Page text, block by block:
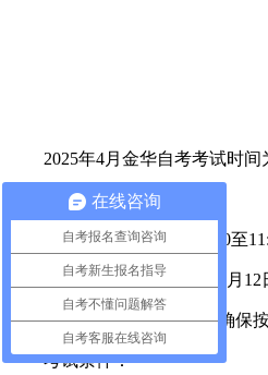
2025年4月金华自考考试时间
具体安排为：
考试时间：每天上午9:00至
考试天数：共两天，即4月12
考生需提前做好准备，确保按
考试条件：
在线咨询
自考报名查询咨询
自考新生报名指导
自考不懂问题解答
自考客服在线咨询